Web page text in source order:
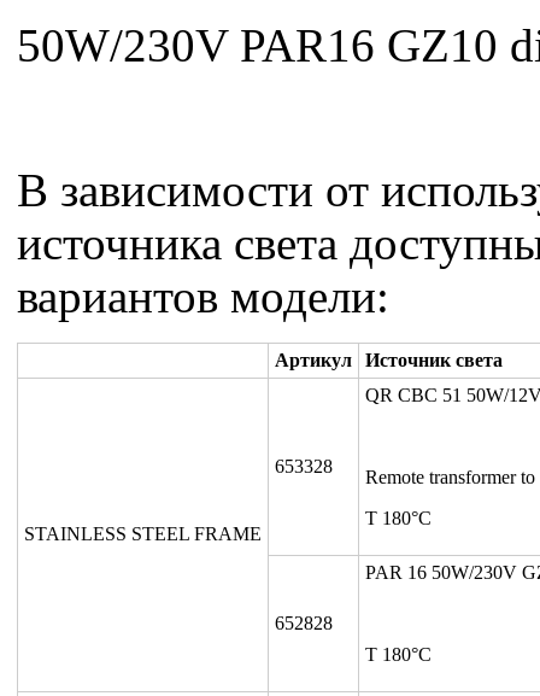
50W/230V PAR16 GZ10
В зависимости от
источника света
вариантов модели:
Артикул Источник света
STAINLESS STEEL FRAME
653328
QR CBC 51 50W/
Remote transformer to
T 180°C
652828
PAR 16 50W/230V
T 180°C